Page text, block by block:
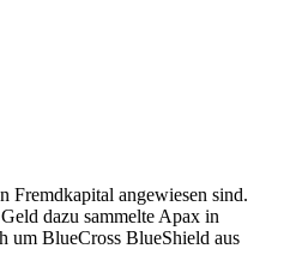
Fremdkapital angewiesen sind.
dazu sammelte Apax in
um BlueCross BlueShield aus